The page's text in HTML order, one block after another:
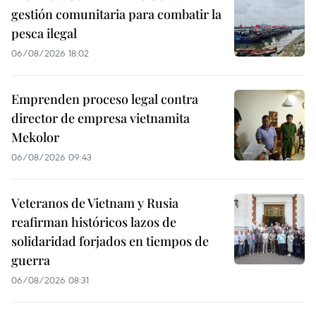
gestión comunitaria para combatir la
pesca ilegal
06/08/2026 18:02
Emprenden proceso legal contra
director de empresa vietnamita
Mekolor
06/08/2026 09:43
Veteranos de Vietnam y Rusia
reafirman históricos lazos de
solidaridad forjados en tiempos de
guerra
06/08/2026 08:31